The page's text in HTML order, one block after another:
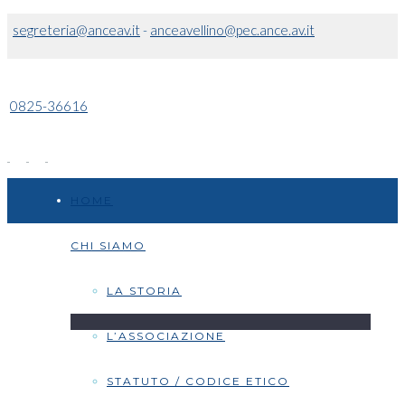
segreteria@anceav.it- anceavellino@pec.ance.av.it
0825-36616
CHI SIAMO
LA STORIA
L’ASSOCIAZIONE
STATUTO / CODICE ETICO